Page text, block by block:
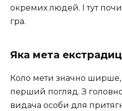
окремих людей. І тут
гра.
Яка мета
Коло мети значно ширше,
перший погляд. З
видача особи для